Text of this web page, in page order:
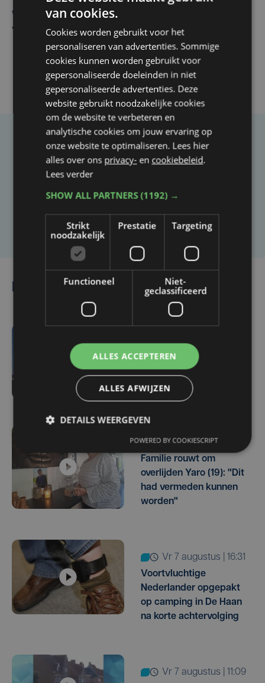
West, dat ook een nieuwe voltijdse gynaecoloog
verwelkomt
Taalfout opgemerkt?
Heb je een taal- of schrijffout opgemerkt in dit
Laat het ons weten
Lees ook
vr 7 augustus | 18:33
Parket in beroep tegen
vrijlating van Roemeense
moordverdachte
vr 7 augustus | 17:05
Familie rouwt om
overlijden Yaro (19): "Dit
had vermeden kunnen
worden"
vr 7 augustus | 16:31
Voortvluchtige
Nederlander opgepakt
op camping in De Haan
na korte achtervolging
vr 7 augustus | 11:09
van cookies.
Cookies worden gebruikt voor het
personaliseren van advertenties. Sommige
cookies kunnen worden gebruikt voor
gepersonaliseerde doeleinden in niet
gepersonaliseerde advertenties. Deze
website gebruikt noodzakelijke cookies
om de website te verbeteren en
analytische cookies om jouw ervaring op
onze website te optimaliseren. Lees hier
alles over ons privacy- en cookiebeleid.
Lees verder
SHOW ALL PARTNERS(1192) →
Strikt
noodzakelijk
Prestatie Targeting
Functioneel
Niet-
geclassificeerd
ALLES ACCEPTEREN
ALLES AFWIJZEN
DETAILS WEERGEVEN
POWERED BY COOKIESCRIPT